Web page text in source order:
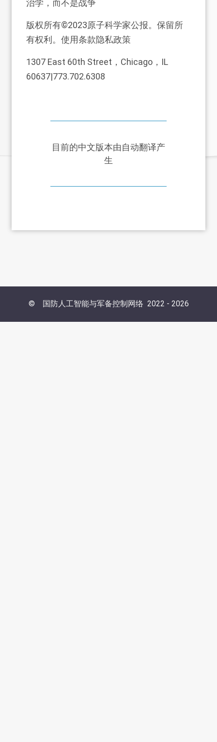
治学，而不是战争
版权所有©2023原子科学家公报。保留所
有权利。使用条款隐私政策
1307 East 60th Street，Chicago，IL
60637|773.702.6308
目前的中文版本由自动翻译产
生
© 国防人工智能与军备控制网络 2022 - 2026